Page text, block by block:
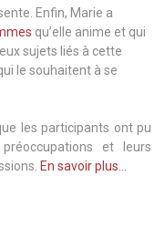
Enfin, Marie a
qu’elle anime et qui
sujets liés à cette
le souhaitent à se
les participants ont pu
et leurs
En savoir plus…